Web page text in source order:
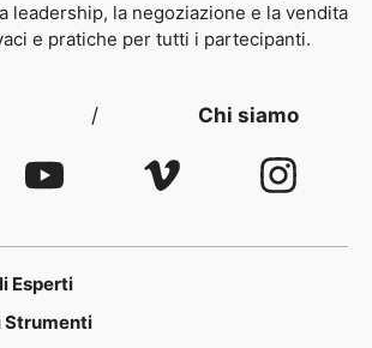
leadership, la negoziazione e la vendita
e pratiche per tutti i partecipanti.
/ Chi siamo
Esperti
Strumenti